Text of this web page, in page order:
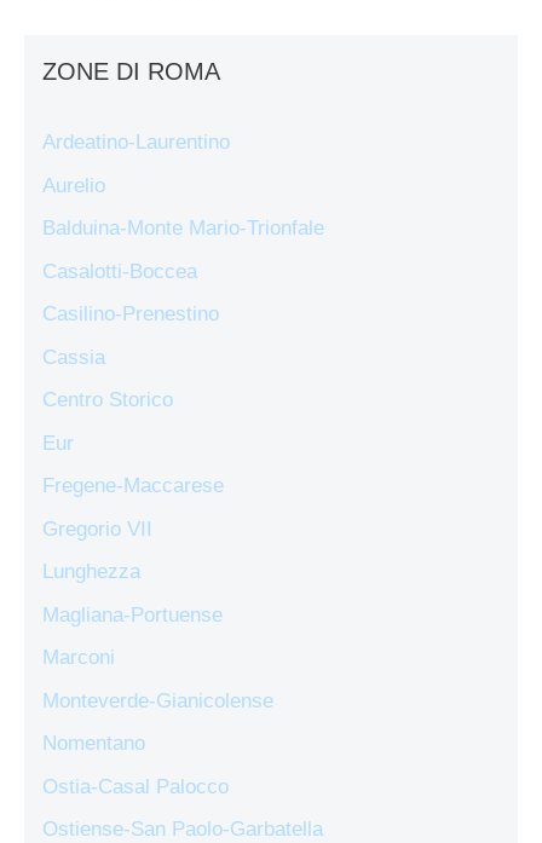
ZONE DI ROMA
Ardeatino-Laurentino
Aurelio
Balduina-Monte Mario-Trionfale
Casalotti-Boccea
Casilino-Prenestino
Cassia
Centro Storico
Eur
Fregene-Maccarese
Gregorio VII
Lunghezza
Magliana-Portuense
Marconi
Monteverde-Gianicolense
Nomentano
Ostia-Casal Palocco
Ostiense-San Paolo-Garbatella